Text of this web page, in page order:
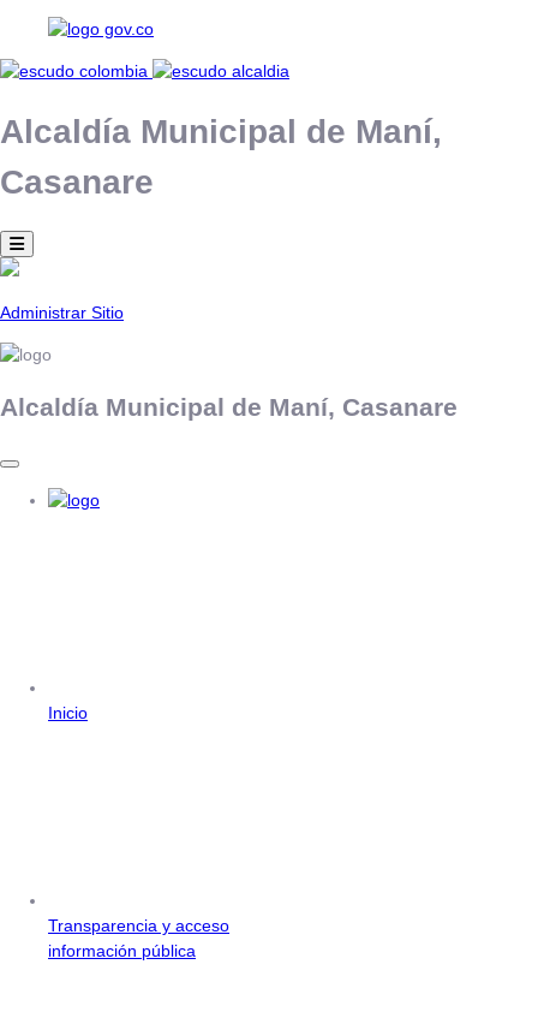
Alcaldía Municipal de Maní,
Casanare
Administrar Sitio
Alcaldía Municipal de Maní, Casanare
Inicio
Transparencia y acceso
información pública